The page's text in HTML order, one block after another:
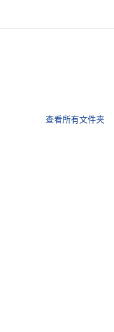
查看所有文件夹